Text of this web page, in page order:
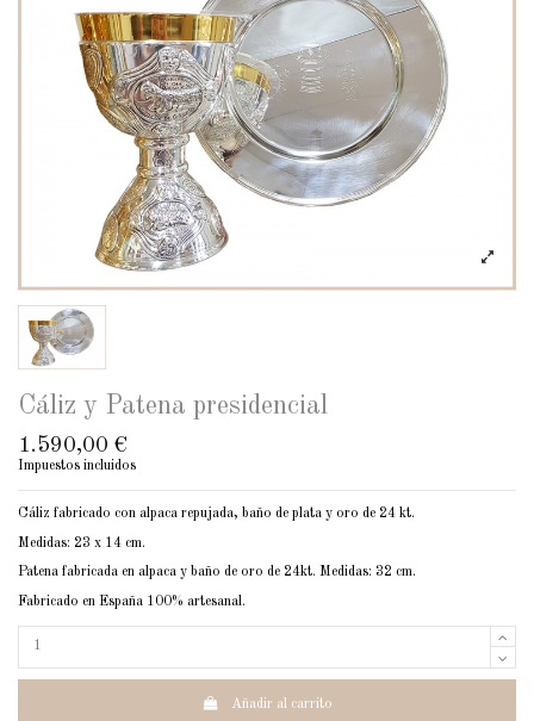
Cáliz y Patena presidencial
1.590,00 €
Impuestos incluidos
Cáliz fabricado con alpaca repujada, baño de plata y oro de 24 kt.
Medidas: 23 x 14 cm.
Patena fabricada en alpaca y baño de oro de 24kt. Medidas: 32 cm.
Fabricado en España 100% artesanal.
Añadir al carrito